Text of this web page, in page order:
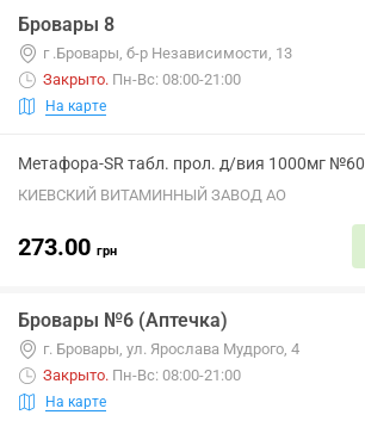
Бровары 8
г .Бровары, б-р Независимости, 13
Закрыто. Пн-Вс: 08:00-21:00
На карте
Метафора-SR табл. прол. д/вия 1000мг №60
КИЕВСКИЙ ВИТАМИННЫЙ ЗАВОД АО
273.00 грн
Бровары №6 (Аптечка)
г. Бровары, ул. Ярослава Мудрого, 4
Закрыто. Пн-Вс: 08:00-21:00
На карте